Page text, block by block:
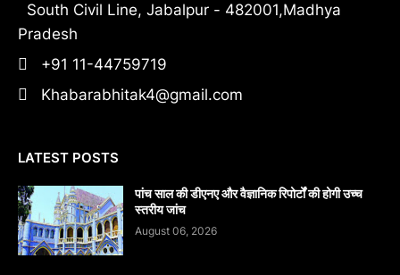
South Civil Line, Jabalpur - 482001,Madhya
Pradesh
+91 11-44759719
Khabarabhitak4@gmail.com
LATEST POSTS
पांच साल की डीएनए और वैज्ञानिक रिपोर्टों की होगी उच्च
स्तरीय जांच
August 06, 2026